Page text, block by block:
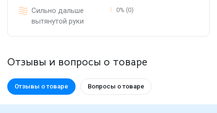
Сильно дальше
вытянутой руки
0% (0)
Отзывы и вопросы о товаре
Отзывы о товаре Вопросы о товаре